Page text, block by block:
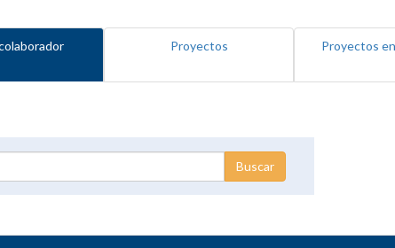
Proyectos Proyectos